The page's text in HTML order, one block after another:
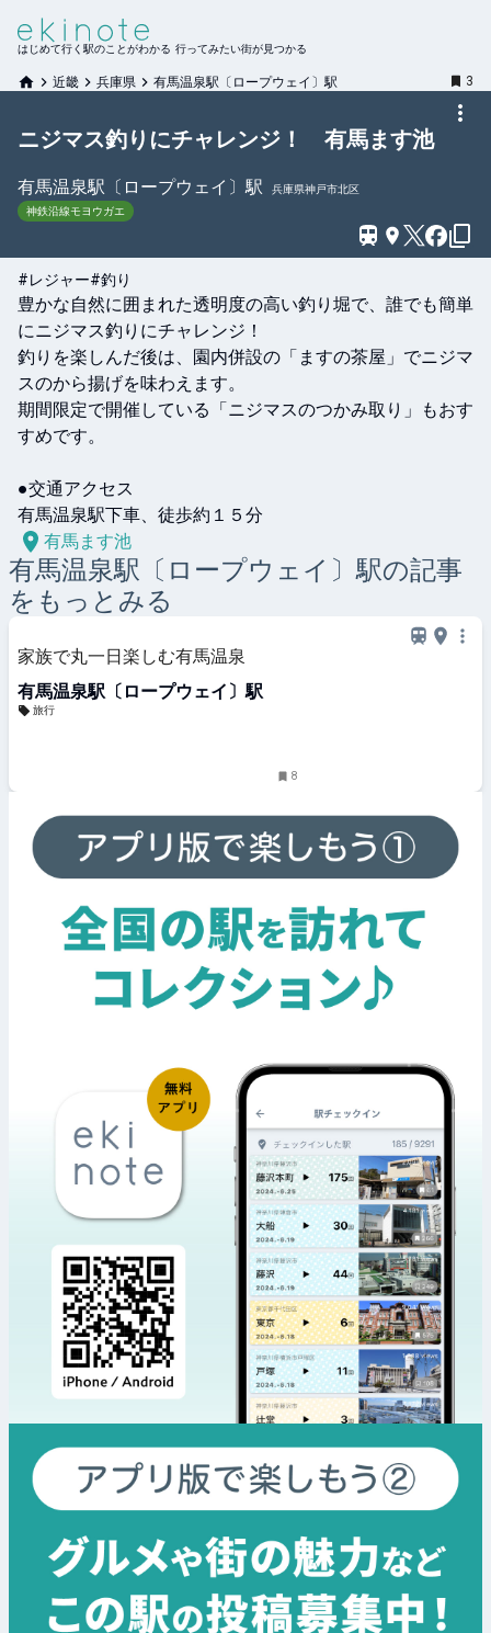
はじめて行く駅のことがわかる 行ってみたい街が見つかる
近畿 兵庫県 有馬温泉駅〔ロープウェイ〕駅 3
ニジマス釣りにチャレンジ！ 有馬ます池
有馬温泉駅〔ロープウェイ〕駅
兵庫県神戸市北区
神鉄沿線モヨウガエ
#レジャー#釣り
豊かな自然に囲まれた透明度の高い釣り堀で、誰でも簡単
にニジマス釣りにチャレンジ！
釣りを楽しんだ後は、園内併設の「ますの茶屋」でニジマ
スのから揚げを味わえます。
期間限定で開催している「ニジマスのつかみ取り」もおす
すめです。
●交通アクセス
有馬温泉駅下車、徒歩約１５分
有馬ます池
有馬温泉駅〔ロープウェイ〕駅の記事
をもっとみる
家族で丸一日楽しむ有馬温泉
有馬温泉駅〔ロープウェイ〕駅
旅行
8